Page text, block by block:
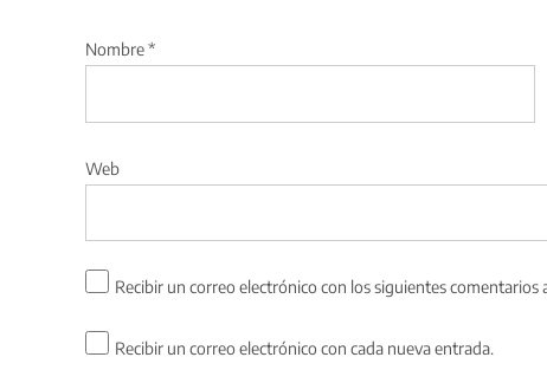
Nombre*
Web
Recibir un correo electrónico con los siguientes comentarios
Recibir un correo electrónico con cada nueva entrada.